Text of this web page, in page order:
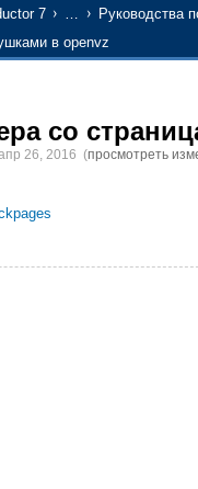
7 …
Руководства
в openvz
со
26, 2016 (просмотреть